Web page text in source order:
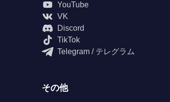
YouTube
VK
Discord
TikTok
Telegram / テレグラム
その他